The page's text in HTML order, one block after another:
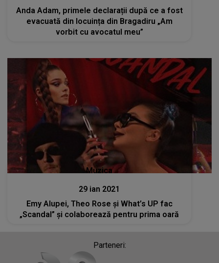
Anda Adam, primele declarații după ce a fost
evacuată din locuința din Bragadiru „Am
vorbit cu avocatul meu”
Muzica
29 ian 2021
Emy Alupei, Theo Rose și What’s UP fac
„Scandal” și colaborează pentru prima oară
Parteneri: